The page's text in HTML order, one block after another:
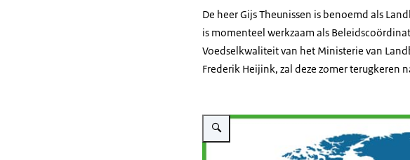
De heer Gijs Theunissen is benoemd als
is momenteel werkzaam als
Voedselkwaliteit van het Ministerie van
Frederik Heijink, zal deze zomer terugkeren
Vergroot afbeelding Benoeming